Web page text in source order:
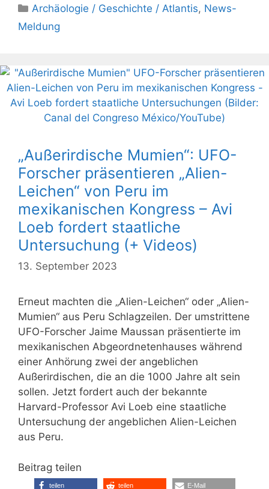
Kategorien
Archäologie / Geschichte / Atlantis, News-
Meldung
„Außerirdische Mumien“: UFO-
Forscher präsentieren „Alien-
Leichen“ von Peru im
mexikanischen Kongress – Avi
Loeb fordert staatliche
Untersuchung (+ Videos)
13. September 2023
Erneut machten die „Alien-Leichen“ oder „Alien-
Mumien“ aus Peru Schlagzeilen. Der umstrittene
UFO-Forscher Jaime Maussan präsentierte im
mexikanischen Abgeordnetenhauses während
einer Anhörung zwei der angeblichen
Außerirdischen, die an die 1000 Jahre alt sein
sollen. Jetzt fordert auch der bekannte
Harvard-Professor Avi Loeb eine staatliche
Untersuchung der angeblichen Alien-Leichen
aus Peru.
Beitrag teilen
teilen teilen E-Mail